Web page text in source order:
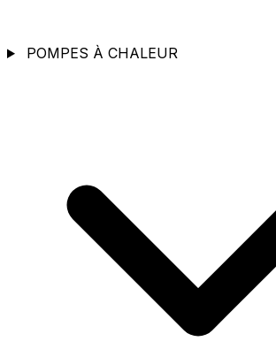
POMPES À CHALEUR